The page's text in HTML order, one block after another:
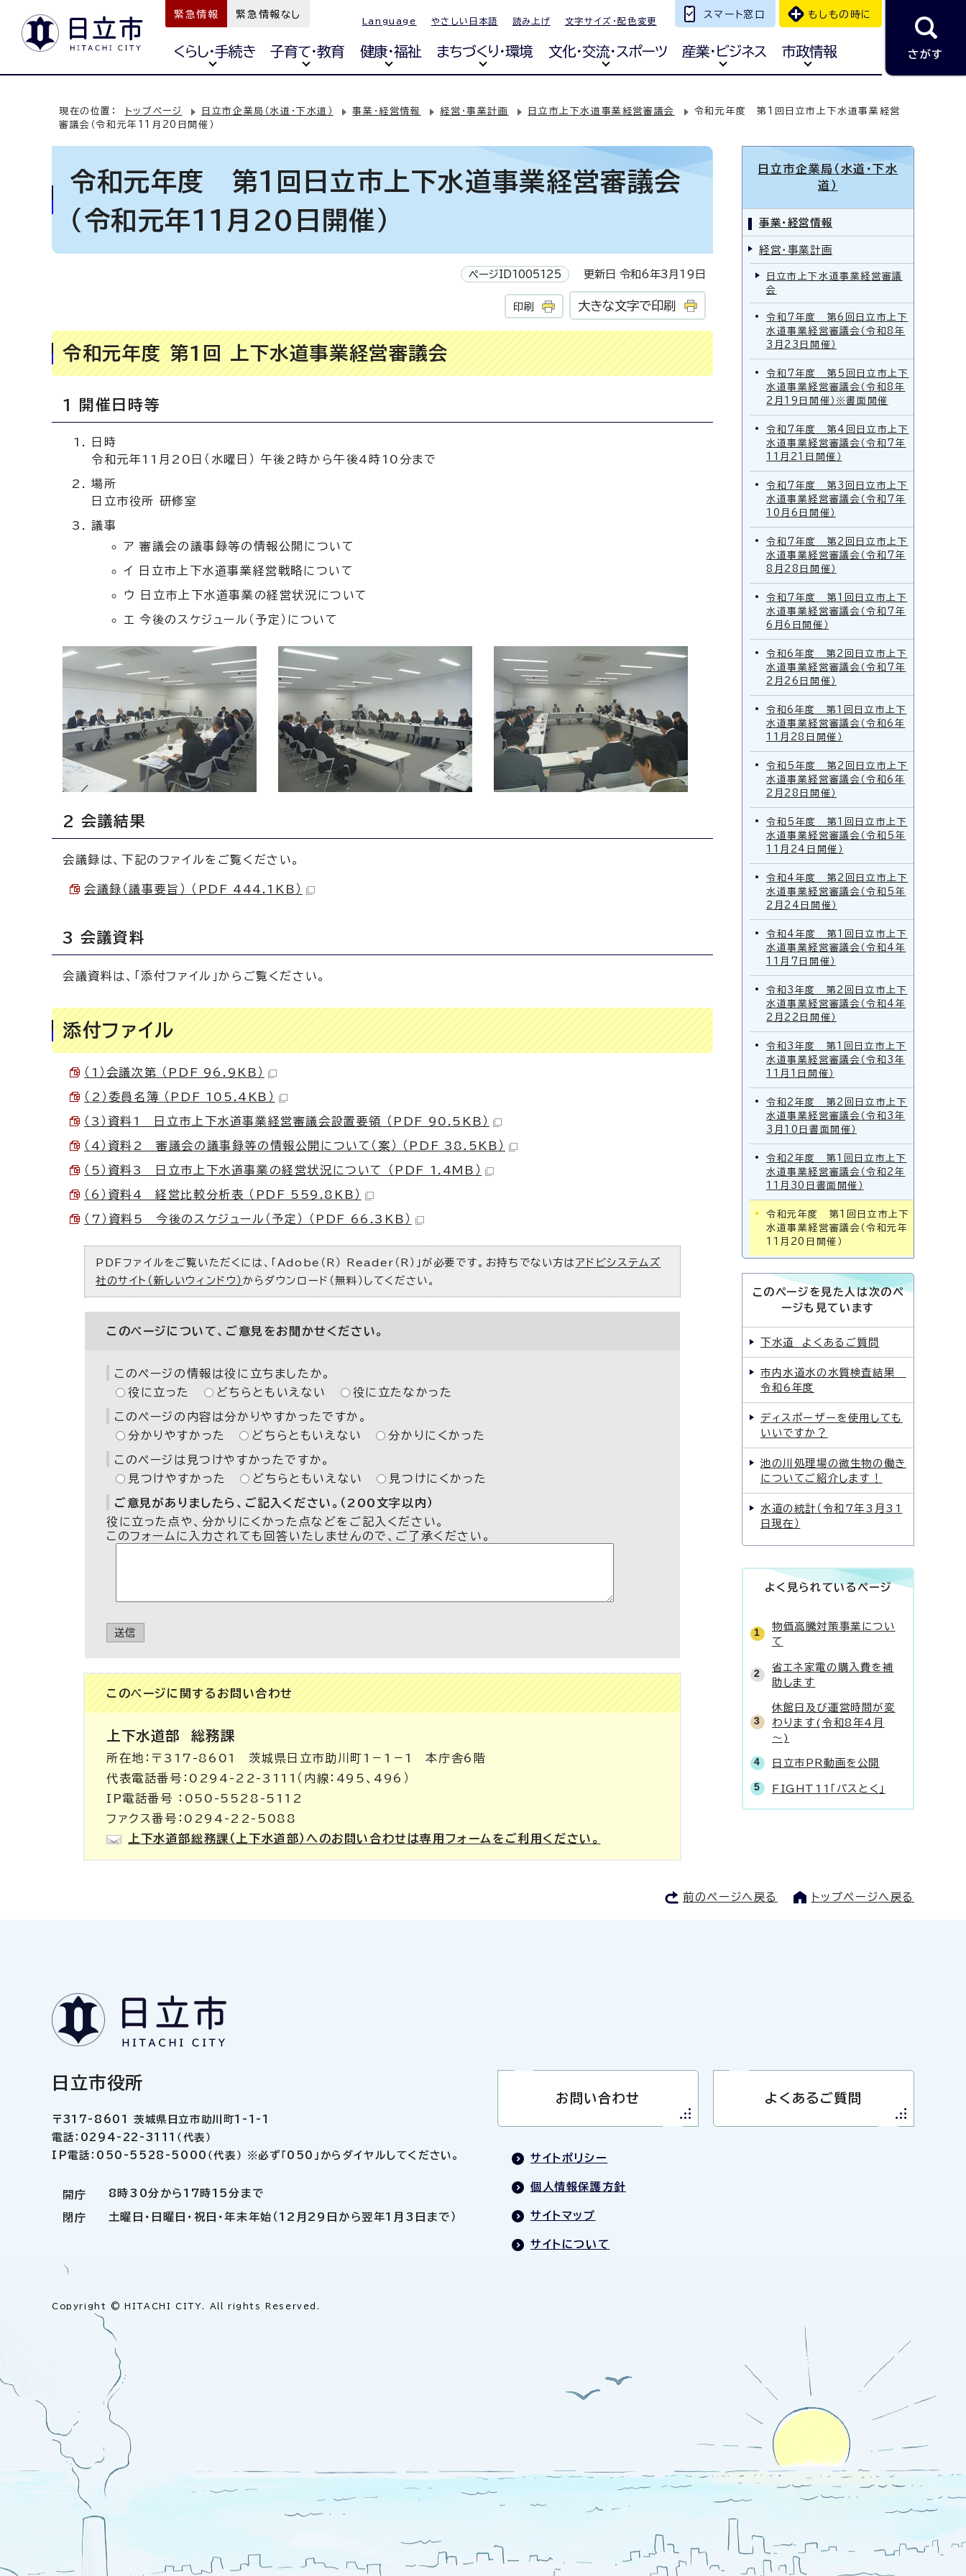
緊急情報 緊急情報なし
Language やさしい日本語 読み上げ 文字サイズ・配色変更
スマート窓口 もしもの時に
くらし・手続き 子育て・教育 健康・福祉 まちづくり・環境 文化・交流・スポーツ 産業・ビジネス 市政情報 さがす
現在の位置： トップページ 日立市企業局（水道・下水道） 事業・経営情報 経営・事業計画 日立市上下水道事業経営審議会
令和元年度 第1回日立市上下水道事業経営
審議会（令和元年11月20日開催）
令和元年度 第1回日立市上下水道事業経営審議会
（令和元年11月20日開催）
ページID1005125 更新日 令和6年3月19日
印刷 大きな文字で印刷
令和元年度 第1回 上下水道事業経営審議会
1 開催日時等
日時
令和元年11月20日（水曜日） 午後2時から午後4時10分まで
場所
日立市役所 研修室
議事
ア 審議会の議事録等の情報公開について
イ 日立市上下水道事業経営戦略について
ウ 日立市上下水道事業の経営状況について
エ 今後のスケジュール（予定）について
2 会議結果
会議録は、下記のファイルをご覧ください。
会議録（議事要旨） （PDF 444.1KB）
3 会議資料
会議資料は、「添付ファイル」からご覧ください。
添付ファイル
（1）会議次第 （PDF 96.9KB）
（2）委員名簿 （PDF 105.4KB）
（3）資料1 日立市上下水道事業経営審議会設置要領 （PDF 90.5KB）
（4）資料2 審議会の議事録等の情報公開について（案） （PDF 38.5KB）
（5）資料3 日立市上下水道事業の経営状況について （PDF 1.4MB）
（6）資料4 経営比較分析表 （PDF 559.8KB）
（7）資料5 今後のスケジュール（予定） （PDF 66.3KB）
PDFファイルをご覧いただくには、「Adobe（R） Reader（R）」が必要です。お持ちでない方は アドビシステムズ
社のサイト（新しいウィンドウ） からダウンロード（無料）してください。
このページについて、ご意見をお聞かせください。
このページの情報は役に立ちましたか。
役に立った
どちらともいえない 役に立たなかった
このページの内容は分かりやすかったですか。
分かりやすかった
どちらともいえない 分かりにくかった
このページは見つけやすかったですか。
見つけやすかった
どちらともいえない 見つけにくかった
ご意見がありましたら、ご記入ください。（200文字以内）
役に立った点や、分かりにくかった点などをご記入ください。
このフォームに入力されても回答いたしませんので、ご了承ください。
送信
このページに関する お問い合わせ
上下水道部 総務課
所在地：〒317-8601 茨城県日立市助川町1－1－1 本庁舎6階
代表電話番号：0294-22-3111（内線：495、496）
IP電話番号 ：050-5528-5112
ファクス番号：0294-22-5088
上下水道部総務課（上下水道部）へのお問い合わせは専用フォームをご利用ください。
日立市企業局（水道・下水
道）
事業・経営情報
経営・事業計画
日立市上下水道事業経営審議
会
令和7年度 第6回日立市上下
水道事業経営審議会（令和8年
3月23日開催）
令和7年度 第5回日立市上下
水道事業経営審議会（令和8年
2月19日開催）※書面開催
令和7年度 第4回日立市上下
水道事業経営審議会（令和7年
11月21日開催）
令和7年度 第3回日立市上下
水道事業経営審議会（令和7年
10月6日開催）
令和7年度 第2回日立市上下
水道事業経営審議会（令和7年
8月28日開催）
令和7年度 第1回日立市上下
水道事業経営審議会（令和7年
6月6日開催）
令和6年度 第2回日立市上下
水道事業経営審議会（令和7年
2月26日開催）
令和6年度 第1回日立市上下
水道事業経営審議会（令和6年
11月28日開催）
令和5年度 第2回日立市上下
水道事業経営審議会（令和6年
2月28日開催）
令和5年度 第1回日立市上下
水道事業経営審議会（令和5年
11月24日開催）
令和4年度 第2回日立市上下
水道事業経営審議会（令和5年
2月24日開催）
令和4年度 第1回日立市上下
水道事業経営審議会（令和4年
11月7日開催）
令和3年度 第2回日立市上下
水道事業経営審議会（令和4年
2月22日開催）
令和3年度 第1回日立市上下
水道事業経営審議会（令和3年
11月1日開催）
令和2年度 第2回日立市上下
水道事業経営審議会（令和3年
3月10日書面開催）
令和2年度 第1回日立市上下
水道事業経営審議会（令和2年
11月30日書面開催）
令和元年度 第1回日立市上下
水道事業経営審議会（令和元年
11月20日開催）
このページを見た人は次のペ
ージも見ています
下水道 よくあるご質問
市内水道水の水質検査結果
令和6年度
ディスポーザーを使用しても
いいですか？
池の川処理場の微生物の働き
についてご紹介します！
水道の統計（令和7年3月31
日現在）
よく見られているページ
物価高騰対策事業につい
て
省エネ家電の購入費を補
助します
休館日及び運営時間が変
わります(令和8年4月
～)
日立市PR動画を公開
FIGHT11「パスとく」
前のページへ戻る トップページへ戻る
日立市役所
〒317-8601 茨城県日立市助川町1-1-1
電話：0294-22-3111（代表）
IP電話：050-5528-5000（代表） ※必ず「050」からダイヤルしてください。
開庁 8時30分から17時15分まで
閉庁 土曜日・日曜日・祝日・年末年始（12月29日から翌年1月3日まで）
お問い合わせ よくあるご質問
サイトポリシー
個人情報保護方針
サイトマップ
サイトについて
Copyright © HITACHI CITY. All rights Reserved.